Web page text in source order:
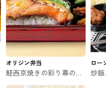
オリジン弁当
鮭西京焼きの彩り幕の内
弁当 オリジン弁当のお弁
ロー
炒飯